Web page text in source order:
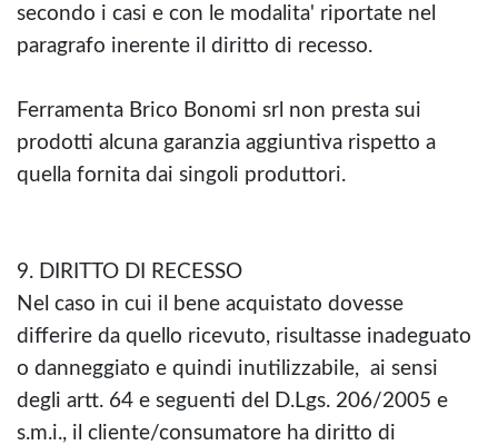
secondo i casi e con le modalita' riportate nel
paragrafo inerente il diritto di recesso.
Ferramenta Brico Bonomi srl non presta sui
prodotti alcuna garanzia aggiuntiva rispetto a
quella fornita dai singoli produttori.
9. DIRITTO DI RECESSO
Nel caso in cui il bene acquistato dovesse
differire da quello ricevuto, risultasse inadeguato
o danneggiato e quindi inutilizzabile, ai sensi
degli artt. 64 e seguenti del D.Lgs. 206/2005 e
s.m.i., il cliente/consumatore ha diritto di